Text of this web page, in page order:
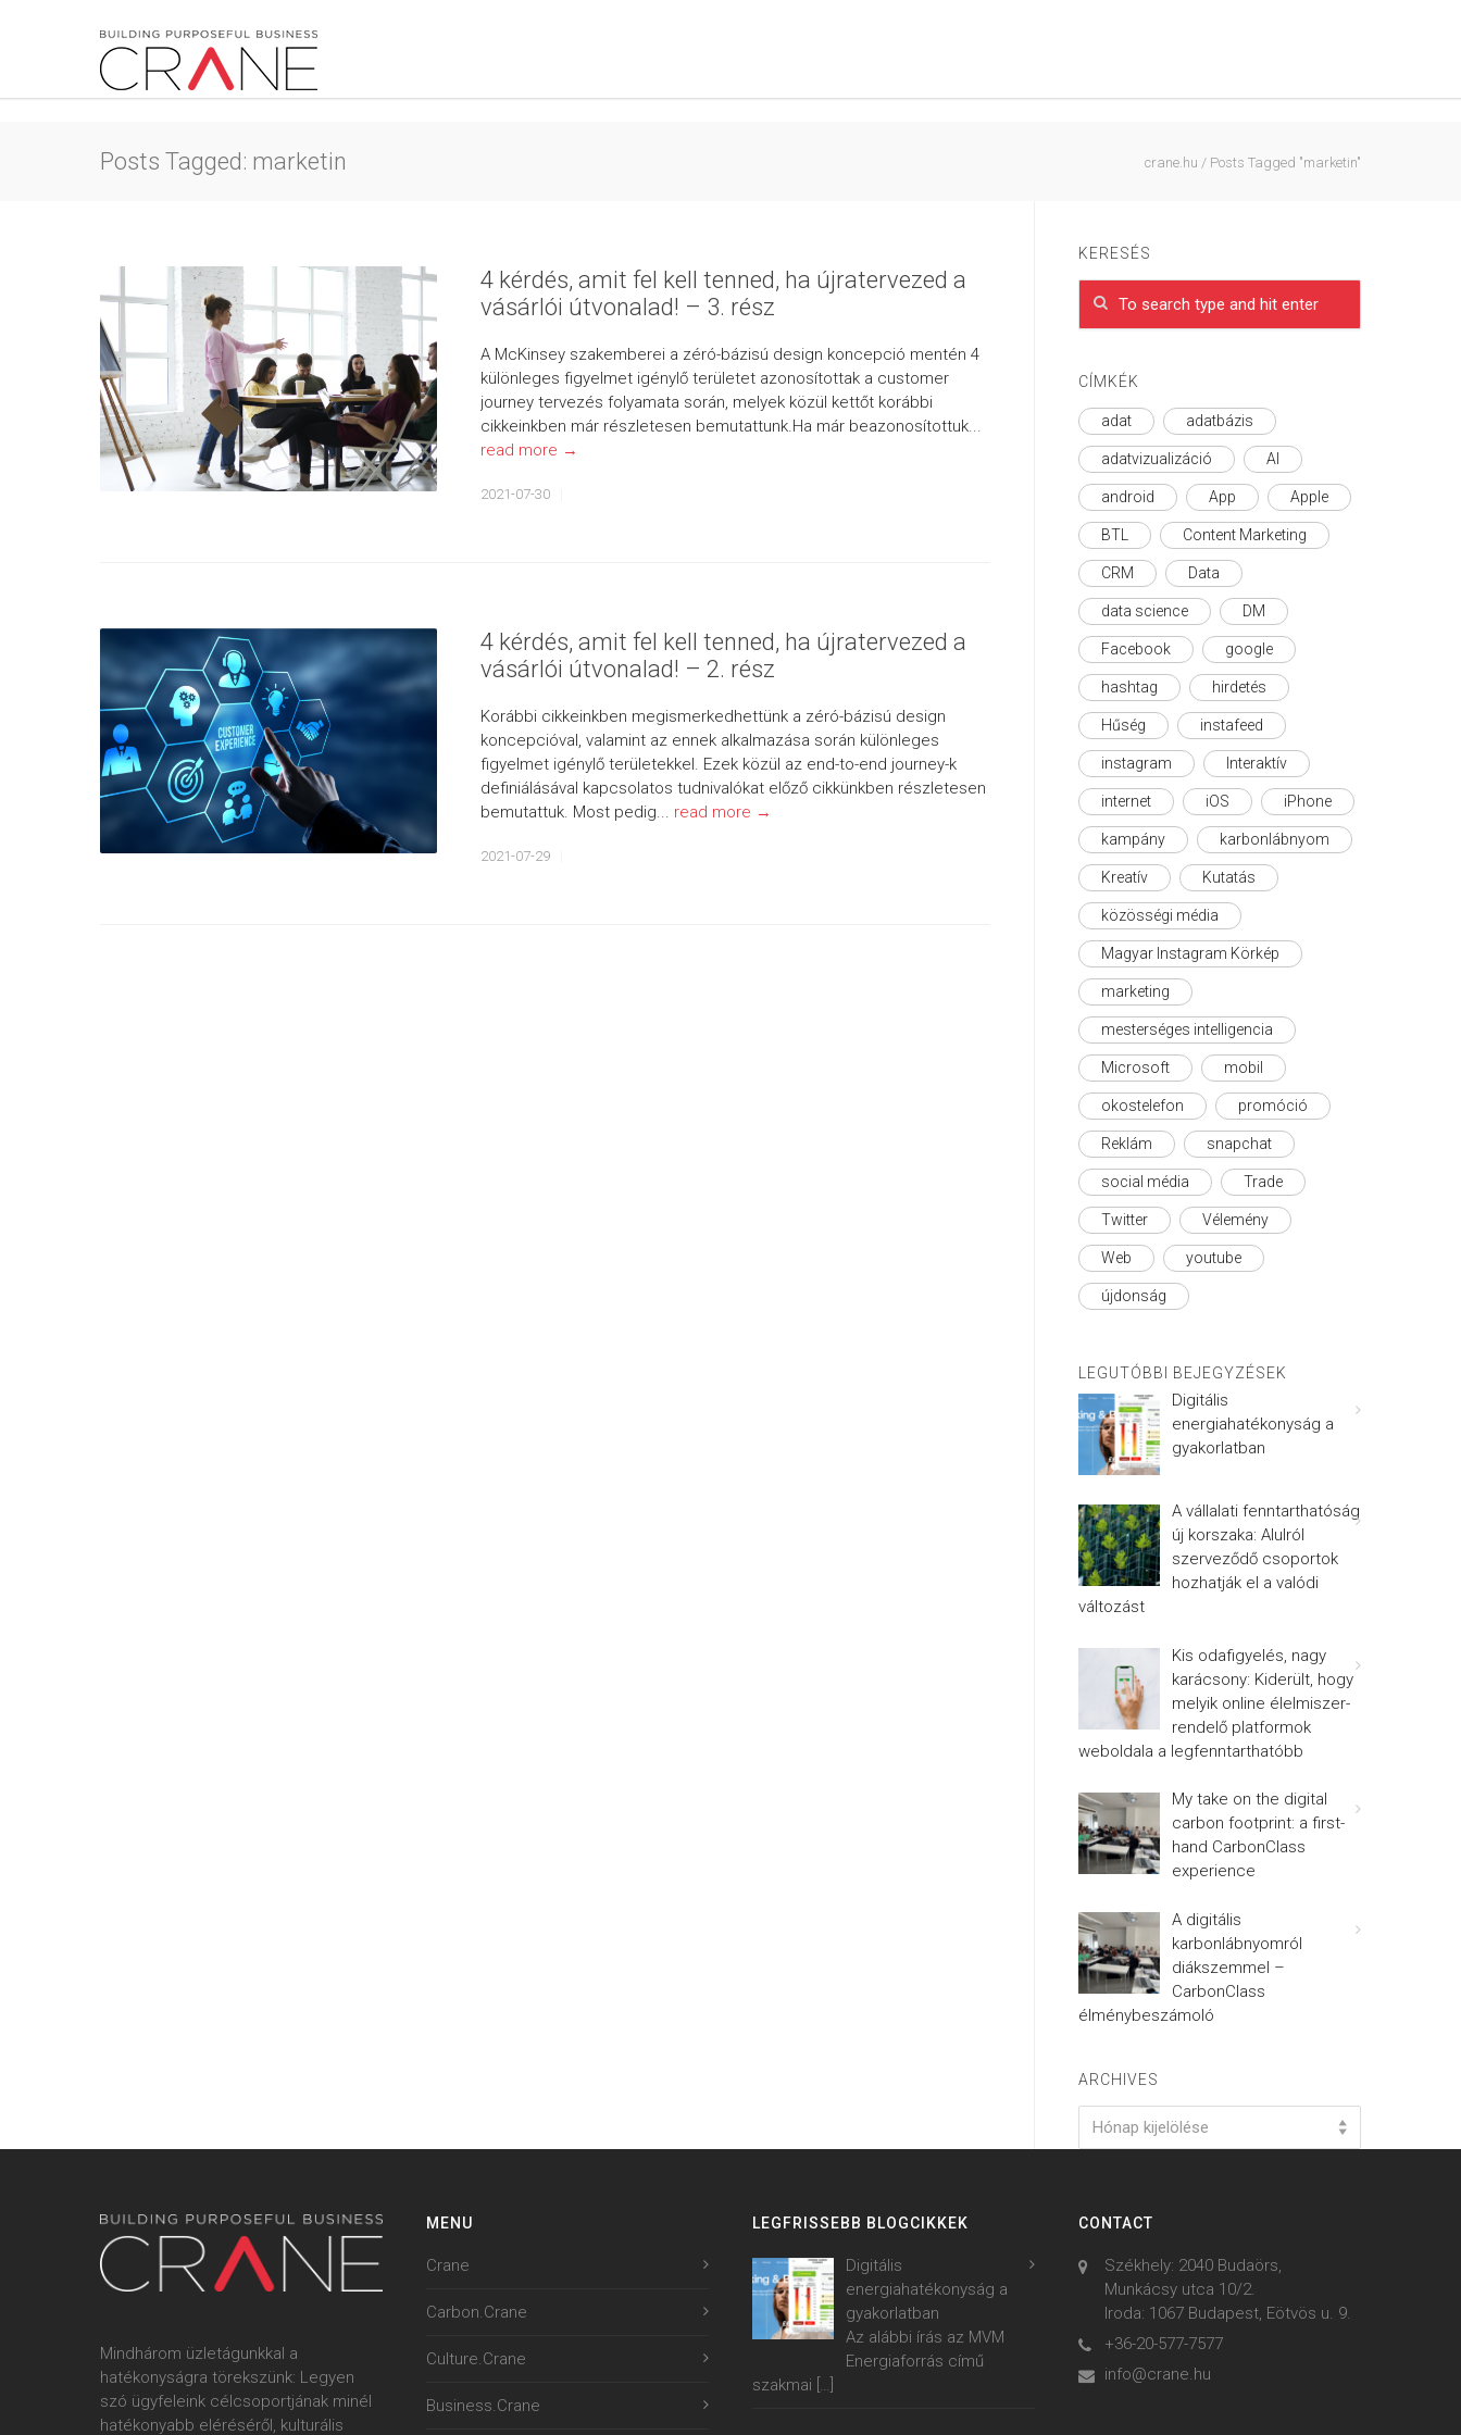
Posts Tagged: marketin crane.hu / Posts Tagged "marketin"
4 kérdés, amit fel kell tenned, ha újratervezed a
vásárlói útvonalad! – 3. rész
A McKinsey szakemberei a zéró-bázisú design koncepció mentén 4
különleges figyelmet igénylő területet azonosítottak a customer
journey tervezés folyamata során, melyek közül kettőt korábbi
cikkeinkben már részletesen bemutattunk.Ha már beazonosítottuk...
read more →
2021-07-30
4 kérdés, amit fel kell tenned, ha újratervezed a
vásárlói útvonalad! – 2. rész
Korábbi cikkeinkben megismerkedhettünk a zéró-bázisú design
koncepcióval, valamint az ennek alkalmazása során különleges
figyelmet igénylő területekkel. Ezek közül az end-to-end journey-k
definiálásával kapcsolatos tudnivalókat előző cikkünkben részletesen
bemutattuk. Most pedig... read more →
2021-07-29
KERESÉS
CÍMKÉK
adat adatbázis
adatvizualizáció AI
android App Apple
BTL Content Marketing
CRM Data
data science DM
Facebook google
hashtag hirdetés
Hűség instafeed
instagram Interaktív
internet iOS iPhone
kampány karbonlábnyom
Kreatív Kutatás
közösségi média
Magyar Instagram Körkép
marketing
mesterséges intelligencia
Microsoft mobil
okostelefon promóció
Reklám snapchat
social média Trade
Twitter Vélemény
Web youtube
újdonság
LEGUTÓBBI BEJEGYZÉSEK
Digitális
energiahatékonyság a
gyakorlatban
A vállalati fenntarthatóság
új korszaka: Alulról
szerveződő csoportok
hozhatják el a valódi
változást
Kis odafigyelés, nagy
karácsony: Kiderült, hogy
melyik online élelmiszer-
rendelő platformok
weboldala a legfenntarthatóbb
My take on the digital
carbon footprint: a first-
hand CarbonClass
experience
A digitális
karbonlábnyomról
diákszemmel –
CarbonClass
élménybeszámoló
ARCHIVES
Hónap kijelölése
Mindhárom üzletágunkkal a
hatékonyságra törekszünk: Legyen
szó ügyfeleink célcsoportjának minél
hatékonyabb eléréséről, kulturális
MENU
Crane
Carbon.Crane
Culture.Crane
Business.Crane
LEGFRISSEBB BLOGCIKKEK
Digitális
energiahatékonyság a
gyakorlatban
Az alábbi írás az MVM
Energiaforrás című
szakmai
CONTACT
Székhely: 2040 Budaörs,
Munkácsy utca 10/2.
Iroda: 1067 Budapest, Eötvös u. 9.
+36-20-577-7577
info@crane.hu